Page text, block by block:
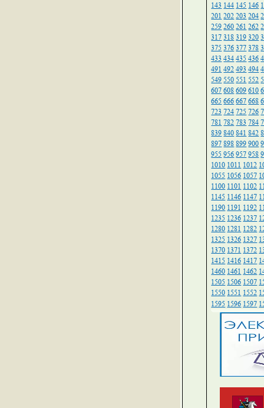
143 144 145 146
201 202 203 204
259 260 261 262
317 318 319 320
375 376 377 378
433 434 435 436
491 492 493 494
549 550 551 552
607 608 609 610
665 666 667 668
723 724 725 726
781 782 783 784
839 840 841 842
897 898 899 900
955 956 957 958
1010 1011 1012
1055 1056 1057
1100 1101 1102
1145 1146 1147
1190 1191 1192
1235 1236 1237
1280 1281 1282
1325 1326 1327
1370 1371 1372
1415 1416 1417
1460 1461 1462
1505 1506 1507
1550 1551 1552
1595 1596 1597